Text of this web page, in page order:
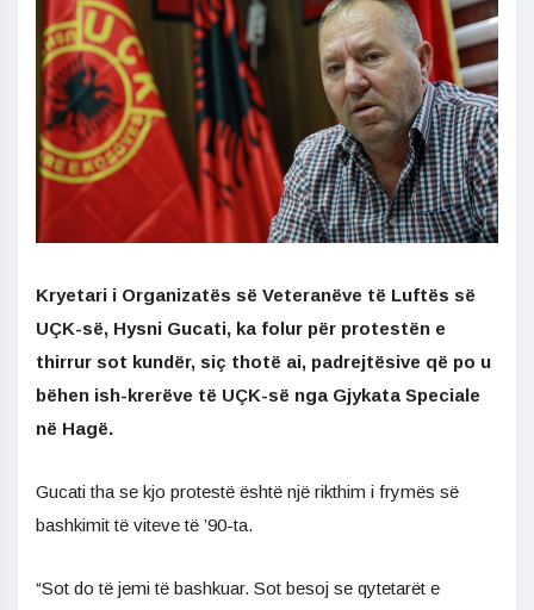
Kryetari i Organizatës së Veteranëve të Luftës së
UÇK-së, Hysni Gucati, ka folur për protestën e
thirrur sot kundër, siç thotë ai, padrejtësive që po u
bëhen ish-krerëve të UÇK-së nga Gjykata Speciale
në Hagë.
Gucati tha se kjo protestë është një rikthim i frymës së
bashkimit të viteve të ’90-ta.
“Sot do të jemi të bashkuar. Sot besoj se qytetarët e